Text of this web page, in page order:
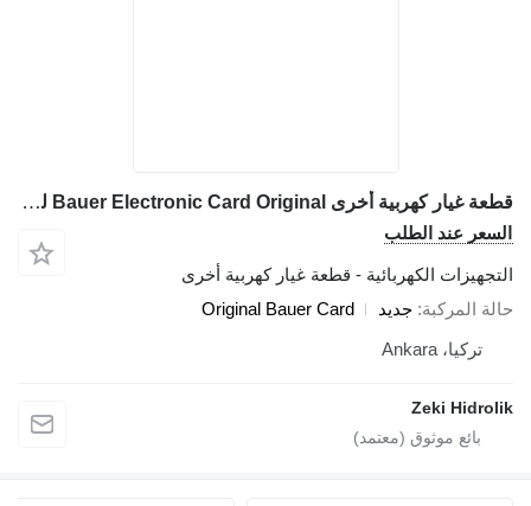
قطعة غيار كهربية أخرى Bauer Electronic Card Original لـ ماكينة الخوازيق Bauer Bg11 Bg12 Bg18 Bg24 Bg36 Bg41
السعر عند الطلب
التجهيزات الكهربائية - قطعة غيار كهربية أخرى
حالة المركبة جديد
Original Bauer Card
تركيا، Ankara
Zeki Hidrolik